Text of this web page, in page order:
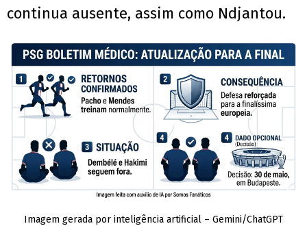
continua ausente, assim como Ndjantou.
Imagem gerada por inteligência artificial – Gemini/ChatGPT